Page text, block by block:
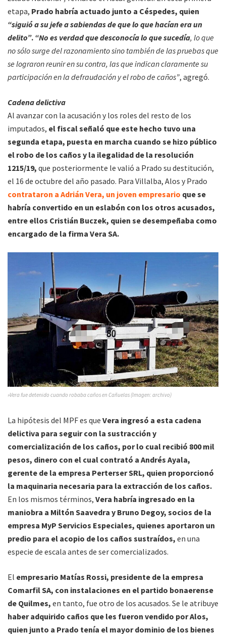
etapa, Prado habría actuado junto a Céspedes, quien
“siguió a su jefe a sabiendas de que lo que hacían era un
delito”. “No es verdad que desconocía lo que sucedía, lo que
no sólo surge del razonamiento sino también de las pruebas que
se lograron reunir en su contra, las que indican claramente su
participación en la defraudación y el robo de caños”, agregó.
Cadena delictiva
Al avanzar con la acusación y los roles del resto de los
imputados, el fiscal señaló que este hecho tuvo una
segunda etapa, puesta en marcha cuando se hizo público
el robo de los caños y la ilegalidad de la resolución
1215/19, que posteriormente le valió a Prado su destitución,
el 16 de octubre del año pasado. Para Villalba, Alos y Prado
contrataron a Adrián Vera, un joven empresario que se
habría convertido en un eslabón con los otros acusados,
entre ellos Cristián Buczek, quien se desempeñaba como
encargado de la firma Vera SA.
»Vera fue detenido cuando robaba caños en Cañuelas (Imagen: archivo)
La hipótesis del MPF es que Vera ingresó a esta cadena
delictiva para seguir con la sustracción y
comercialización de los caños, por lo cual recibió 800 mil
pesos, dinero con el cual contrató a Andrés Ayala,
gerente de la empresa Perterser SRL, quien proporcionó
la maquinaria necesaria para la extracción de los caños.
En los mismos términos, Vera habría ingresado en la
maniobra a Miltón Saavedra y Bruno Degoy, socios de la
empresa MyP Servicios Especiales, quienes aportaron un
predio para el acopio de los caños sustraídos, en una
especie de escala antes de ser comercializados.
El empresario Matías Rossi, presidente de la empresa
Comarfil SA, con instalaciones en el partido bonaerense
de Quilmes, en tanto, fue otro de los acusados. Se le atribuye
haber adquirido caños que les fueron vendido por Alos,
quien junto a Prado tenía el mayor dominio de los bienes